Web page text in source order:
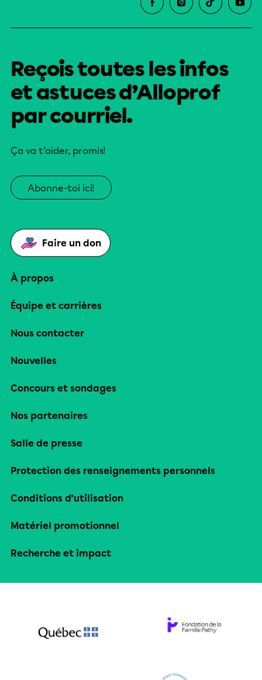
Reçois toutes les infos
et astuces d’Alloprof
par courriel.
Ça va t’aider, promis!
Abonne-toi ici!
Faire un don
À propos
Équipe et carrières
Nous contacter
Nouvelles
Concours et sondages
Nos partenaires
Salle de presse
Protection des renseignements personnels
Conditions d’utilisation
Matériel promotionnel
Recherche et impact